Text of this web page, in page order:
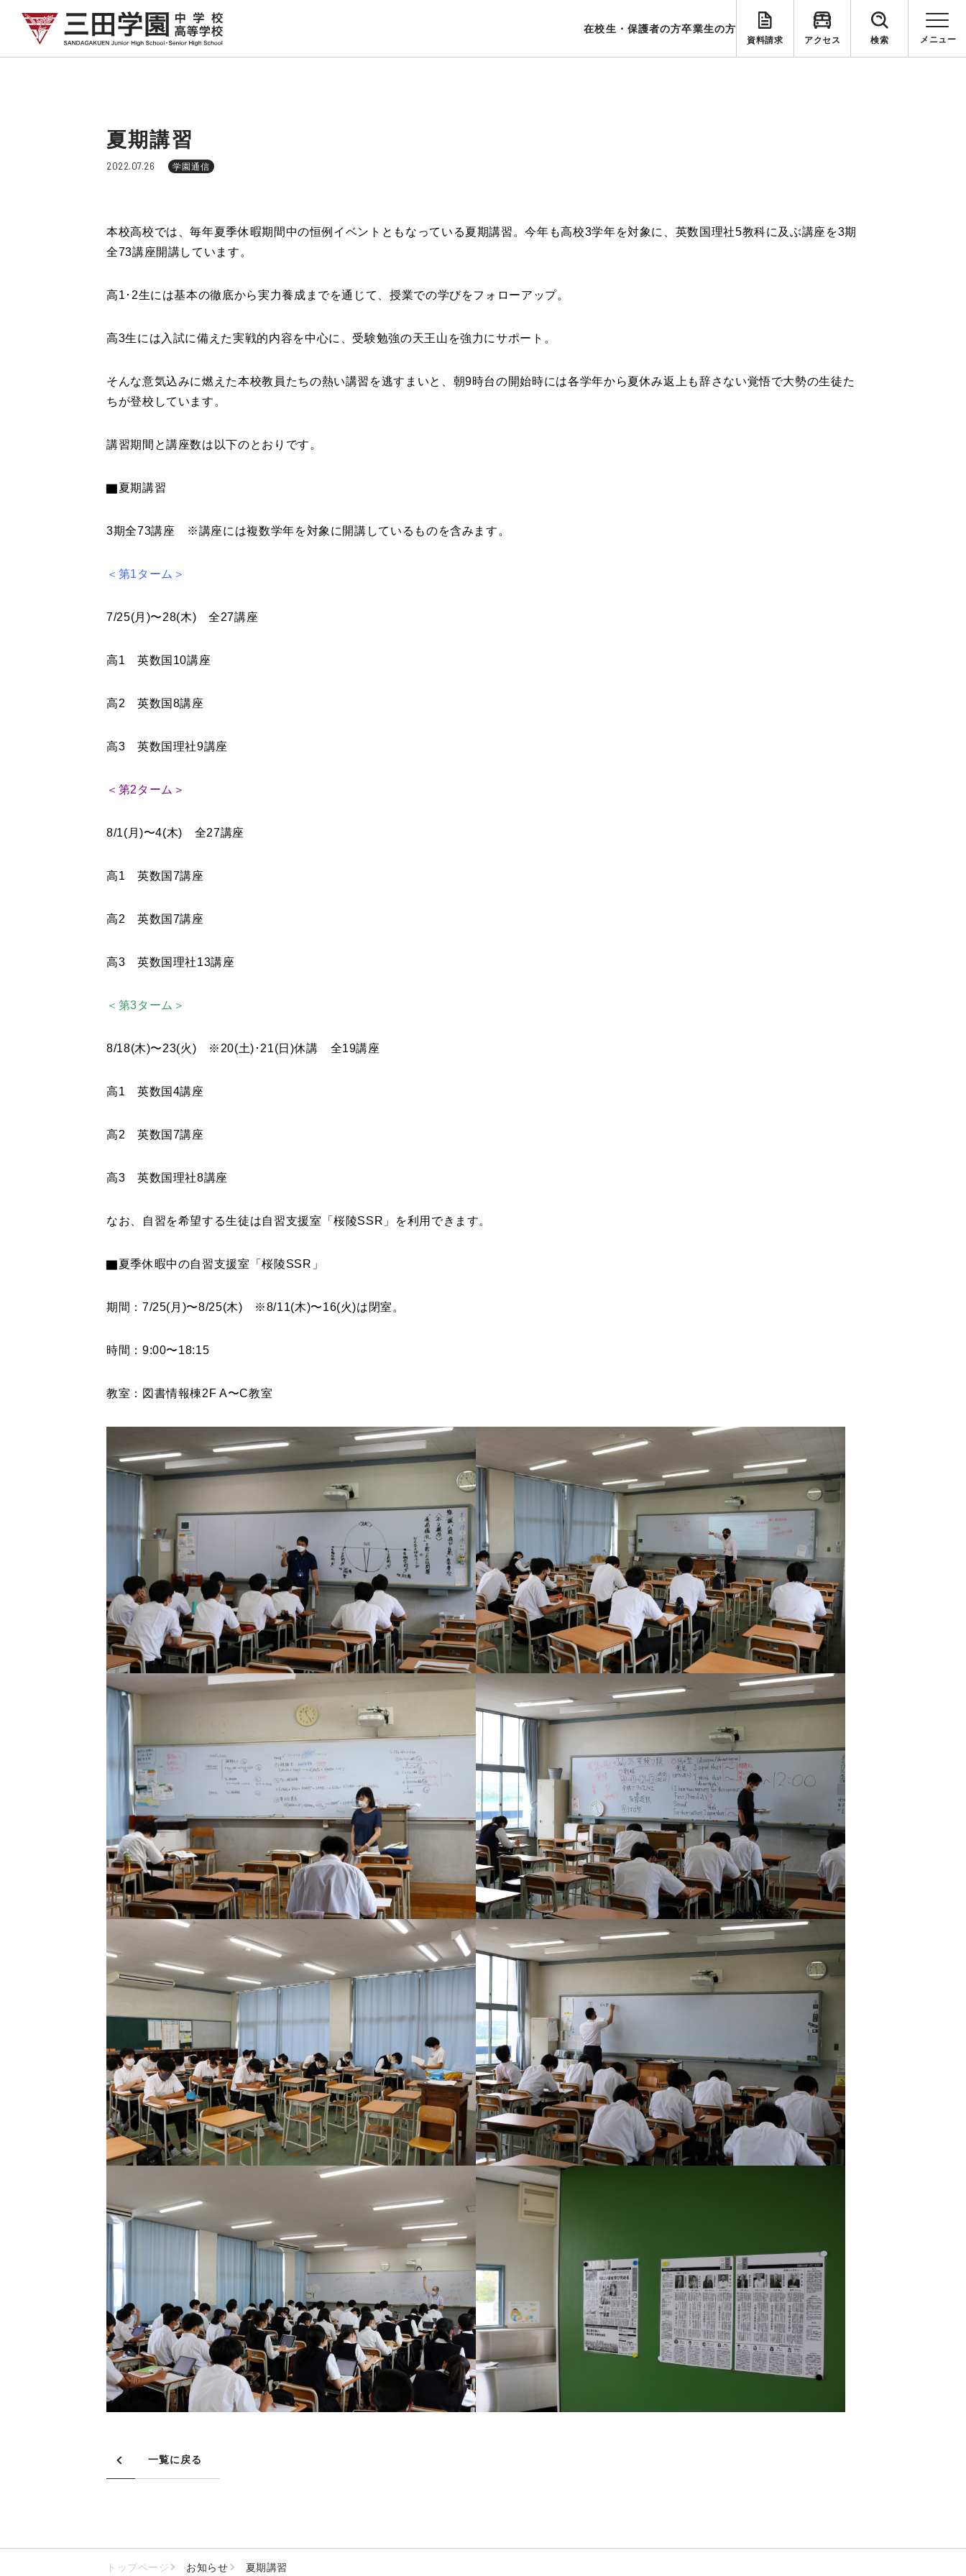
在校生・保護者の方卒業生の方
資料請求 アクセス 検索
夏期講習
2022.07.26 学園通信
本校高校では、毎年夏季休暇期間中の恒例イベントともなっている夏期講習。今年も高校3学年を対象に、英数国理社5教科に及ぶ講座を3期
全73講座開講しています。
高1･2生には基本の徹底から実力養成までを通じて、授業での学びをフォローアップ。
高3生には入試に備えた実戦的内容を中心に、受験勉強の天王山を強力にサポート。
そんな意気込みに燃えた本校教員たちの熱い講習を逃すまいと、朝9時台の開始時には各学年から夏休み返上も辞さない覚悟で大勢の生徒た
ちが登校しています。
講習期間と講座数は以下のとおりです。
▇夏期講習
3期全73講座 ※講座には複数学年を対象に開講しているものを含みます。
＜第1ターム＞
7/25(月)〜28(木) 全27講座
高1 英数国10講座
高2 英数国8講座
高3 英数国理社9講座
＜第2ターム＞
8/1(月)〜4(木) 全27講座
高1 英数国7講座
高2 英数国7講座
高3 英数国理社13講座
＜第3ターム＞
8/18(木)〜23(火) ※20(土)･21(日)休講 全19講座
高1 英数国4講座
高2 英数国7講座
高3 英数国理社8講座
なお、自習を希望する生徒は自習支援室「桜陵SSR」を利用できます。
▇夏季休暇中の自習支援室「桜陵SSR」
期間：7/25(月)〜8/25(木) ※8/11(木)〜16(火)は閉室。
時間：9:00〜18:15
教室：図書情報棟2F A〜C教室
一覧に戻る
トップページ お知らせ 夏期講習